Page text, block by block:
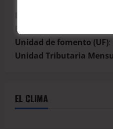
Euro
Unidad de fomento (UF):
Unidad Tributaria
EL CLIMA